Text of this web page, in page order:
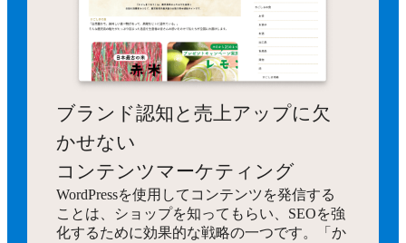
ブランド認知と売上アップに欠
かせない
コンテンツマーケティング
WordPressを使用してコンテンツを発信する
ことは、ショップを知ってもらい、SEOを強
化するために効果的な戦略の一つです。「か